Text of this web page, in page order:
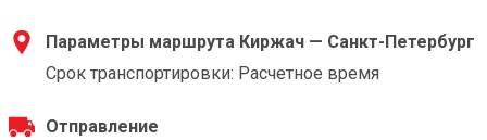
Параметры маршрута Киржач — Санкт-Петербург
Срок транспортировки: Расчетное время
Отправление